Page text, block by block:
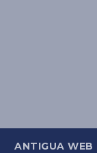
ANTIGUA WEB